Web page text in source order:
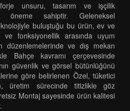
unsuru, tasarım ve işçilik
öneme sahiptir. Geleneksel
buluştuğu bu ürün, ev ve
fonksiyonellik arasında uyum
düzenlemelerinde ve dış mekan
Bahçe kavramı çerçevesinde
güvenlik ve görsel bütünlüğünü
göre belirlenen Özel, tüketici
üretim sürecinde titizlikle göz
Montaj sayesinde ürün kalitesi